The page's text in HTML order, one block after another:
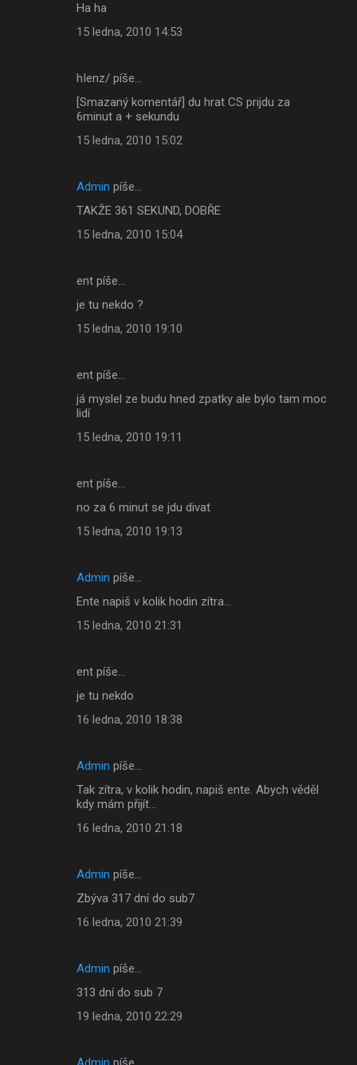
Ha ha
15 ledna, 2010 14:53
hIenz/ píše…
[Smazaný komentář] du hrat CS prijdu za
6minut a + sekundu
15 ledna, 2010 15:02
Admin píše…
TAKŽE 361 SEKUND, DOBŘE
15 ledna, 2010 15:04
ent píše…
je tu nekdo ?
15 ledna, 2010 19:10
ent píše…
já myslel ze budu hned zpatky ale bylo tam moc
lidí
15 ledna, 2010 19:11
ent píše…
no za 6 minut se jdu divat
15 ledna, 2010 19:13
Admin píše…
Ente napiš v kolik hodin zítra...
15 ledna, 2010 21:31
ent píše…
je tu nekdo
16 ledna, 2010 18:38
Admin píše…
Tak zítra, v kolik hodin, napiš ente. Abych věděl
kdy mám přijít...
16 ledna, 2010 21:18
Admin píše…
Zbýva 317 dní do sub7
16 ledna, 2010 21:39
Admin píše…
313 dní do sub 7
19 ledna, 2010 22:29